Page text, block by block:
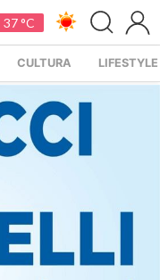
37 °C
CULTURA LIFESTYLE